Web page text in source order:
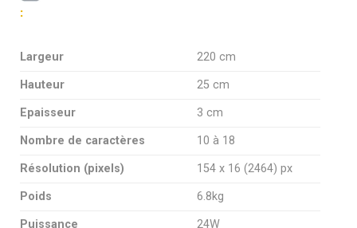
:
Largeur 220 cm
Hauteur 25 cm
Epaisseur 3 cm
Nombre de caractères 10 à 18
Résolution (pixels) 154 x 16 (2464) px
Poids 6.8kg
Puissance 24W